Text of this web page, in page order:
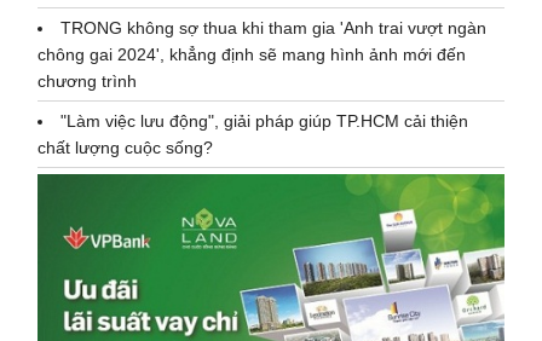
TRONG không sợ thua khi tham gia 'Anh trai vượt ngàn
chông gai 2024', khẳng định sẽ mang hình ảnh mới đến
chương trình
"Làm việc lưu động", giải pháp giúp TP.HCM cải thiện
chất lượng cuộc sống?